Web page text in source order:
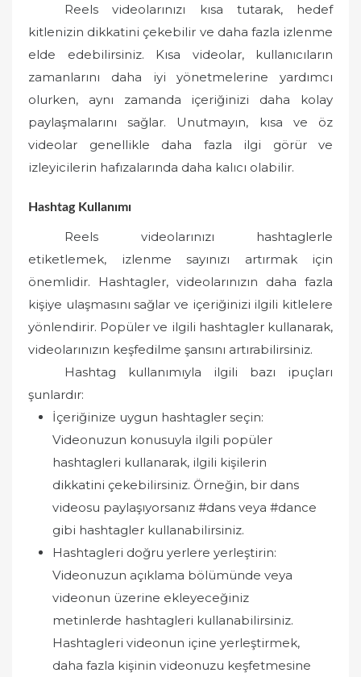
Reels videolarınızı kısa tutarak, hedef
kitlenizin dikkatini çekebilir ve daha fazla izlenme
elde edebilirsiniz. Kısa videolar, kullanıcıların
zamanlarını daha iyi yönetmelerine yardımcı
olurken, aynı zamanda içeriğinizi daha kolay
paylaşmalarını sağlar. Unutmayın, kısa ve öz
videolar genellikle daha fazla ilgi görür ve
izleyicilerin hafızalarında daha kalıcı olabilir.
Hashtag Kullanımı
Reels videolarınızı hashtaglerle
etiketlemek, izlenme sayınızı artırmak için
önemlidir. Hashtagler, videolarınızın daha fazla
kişiye ulaşmasını sağlar ve içeriğinizi ilgili kitlelere
yönlendirir. Popüler ve ilgili hashtagler kullanarak,
videolarınızın keşfedilme şansını artırabilirsiniz.
Hashtag kullanımıyla ilgili bazı ipuçları
şunlardır:
İçeriğinize uygun hashtagler seçin:
Videonuzun konusuyla ilgili popüler
hashtagleri kullanarak, ilgili kişilerin
dikkatini çekebilirsiniz. Örneğin, bir dans
videosu paylaşıyorsanız #dans veya #dance
gibi hashtagler kullanabilirsiniz.
Hashtagleri doğru yerlere yerleştirin:
Videonuzun açıklama bölümünde veya
videonun üzerine ekleyeceğiniz
metinlerde hashtagleri kullanabilirsiniz.
Hashtagleri videonun içine yerleştirmek,
daha fazla kişinin videonuzu keşfetmesine